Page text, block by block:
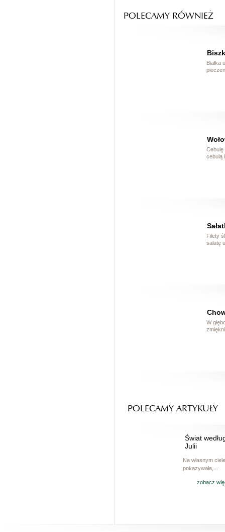
POLECAMY RÓWNIEŻ
cebulą
Filety
sałatę
W
POLECAMY ARTYKUŁY
Świat
Julii
Na własnym
pokazywała,...
zobacz